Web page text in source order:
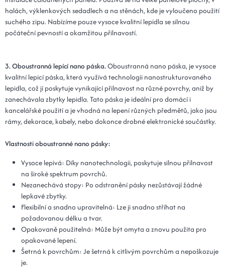
halách, výklenkových sedadlech a na stěnách, kde je vyloučeno použití
suchého zipu. Nabízíme pouze vysoce kvalitní lepidla se silnou
počáteční pevností a okamžitou přilnavostí.
3. Oboustranná lepící nano páska.Oboustranná nano páska, je vysoce
kvalitní lepicí páska, která využívá technologii nanostrukturovaného
lepidla, což jí poskytuje vynikající přilnavost na různé povrchy, aniž by
zanechávala zbytky lepidla. Tato páska je ideální pro domácí i
kancelářské použití a je vhodná na lepení různých předmětů, jako jsou
rámy, dekorace, kabely, nebo dokonce drobné elektronické součástky.
Vlastnosti oboustranné nano pásky:
Vysoce lepivá: Díky nanotechnologii, poskytuje silnou přilnavost
na široké spektrum povrchů.
Nezanechává stopy: Po odstranění pásky nezůstávají žádné
lepkavé zbytky.
Flexibilní a snadno upravitelná: Lze ji snadno stříhat na
požadovanou délku a tvar.
Opakovaně použitelná: Může být omyta a znovu použita pro
opakované lepení.
Šetrná k povrchům: Je šetrná k citlivým povrchům a nepoškozuje
je.